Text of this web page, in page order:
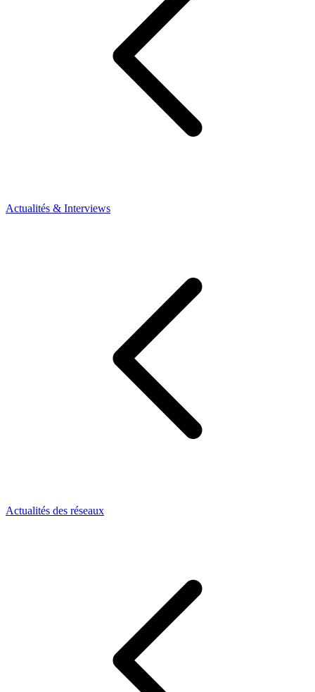
Actualités & Interviews
Actualités des réseaux